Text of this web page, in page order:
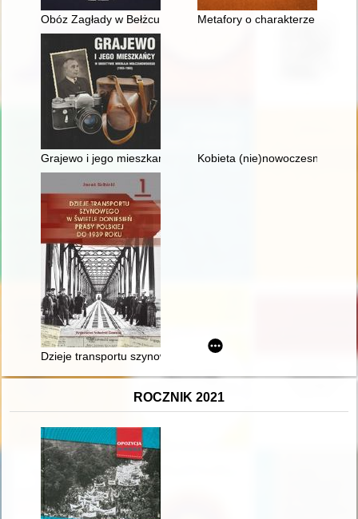
Obóz Zagłady w Bełżcu : w relacjach ocalonych i zeznaniach
Metafory o charakterze
Grajewo i jego mieszkańcy w obiektywie Mikołaja
Kobieta (nie)nowoczesna :
Dzieje transportu szynowego w świetle doniesień prasy
ROCZNIK 2021